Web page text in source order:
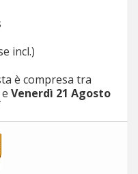
incl.)
è compresa tra
Venerdì 21 Agosto